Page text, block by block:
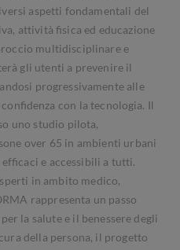
aspetti fondamentali del
attività fisica ed educazione
multidisciplinare e
gli utenti a prevenire il
progressivamente alle
con la tecnologia. Il
uno studio pilota,
over 65 in ambienti urbani
e accessibili a tutti.
in ambito medico,
rappresenta un passo
la salute e il benessere degli
della persona, il progetto